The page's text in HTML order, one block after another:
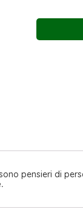
pensieri di